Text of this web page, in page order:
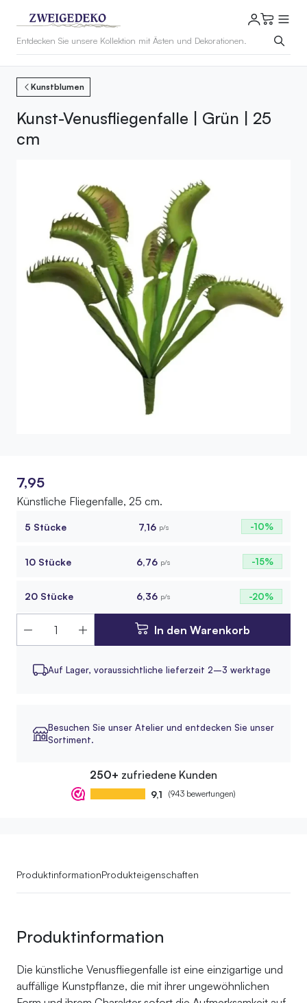
Kunstblumen
Kunst-Venusfliegenfalle | Grün | 25
cm
7,95
Künstliche Fliegenfalle, 25 cm.
5 Stücke 7,16 p/s -10%
10 Stücke 6,76 p/s -15%
20 Stücke 6,36 p/s -20%
In den Warenkorb
Auf Lager, voraussichtliche lieferzeit 2–3 werktage
Besuchen Sie unser Atelier und entdecken Sie unser
Sortiment.
250+ zufriedene Kunden
9,1 (943 bewertungen)
ProduktinformationProdukteigenschaften
Produktinformation
Die künstliche Venusfliegenfalle ist eine einzigartige und
auffällige Kunstpflanze, die mit ihrer ungewöhnlichen